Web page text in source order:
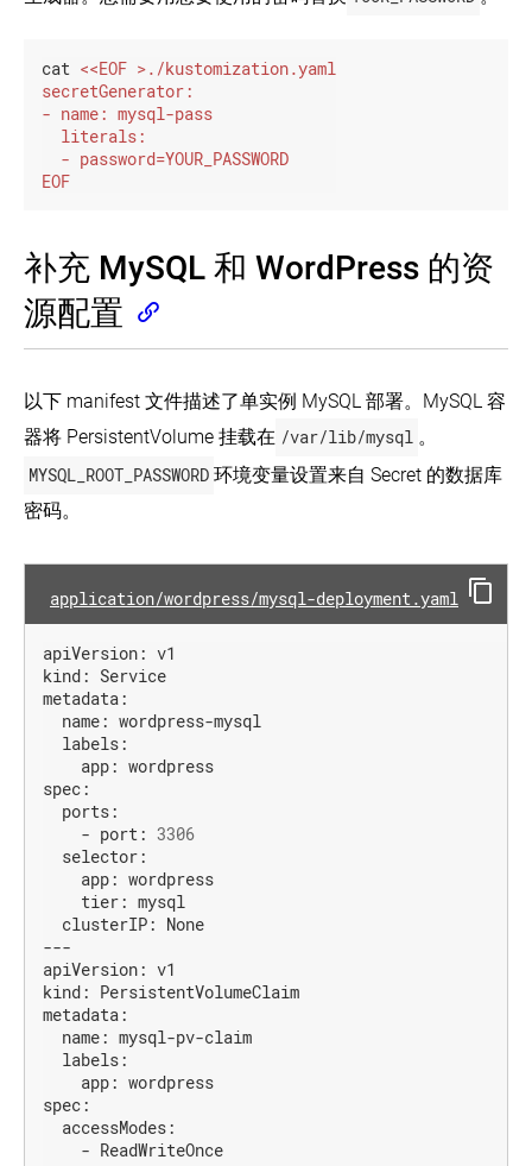
cat
EOF
补充 MySQL 和 WordPress 的资
源配置
以下 manifest 文件描述了单实例 MySQL 部署。MySQL 容
器将 PersistentVolume 挂载在 /var/lib/mysql 。
MYSQL_ROOT_PASSWORD 环境变量设置来自 Secret 的数据库
密码。
application/wordpress/mysql-deployment.yaml
apiVersion: v1
kind: Service
metadata:
name: wordpress-mysql
labels:
app: wordpress
spec:
ports:
- port: 3306
selector:
app: wordpress
tier: mysql
clusterIP: None
---
apiVersion: v1
kind: PersistentVolumeClaim
metadata:
name: mysql-pv-claim
labels:
app: wordpress
spec:
accessModes:
- ReadWriteOnce